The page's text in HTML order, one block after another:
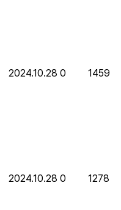
2024.10.28 0 1459
2024.10.28 0 1278